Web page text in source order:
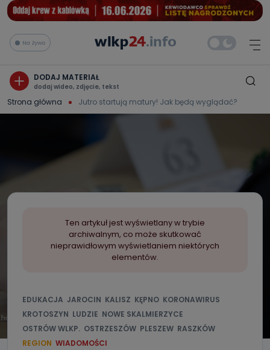
Na żywo
DODAJ MATERIAŁ
dodaj wideo, zdjęcie, tekst
Strona główna Jutro startują matury! Jak będą wyglądać?
Ten artykuł jest wyświetlany w trybie
archiwalnym, co może skutkować
nieprawidłowym wyświetlaniem niektórych
elementów.
EDUKACJA JAROCIN KALISZ KĘPNO KORONAWIRUS
KROTOSZYN LUDZIE NOWE SKALMIERZYCE
OSTRÓW WLKP. OSTRZESZÓW PLESZEW RASZKÓW
REGION WIADOMOŚCI